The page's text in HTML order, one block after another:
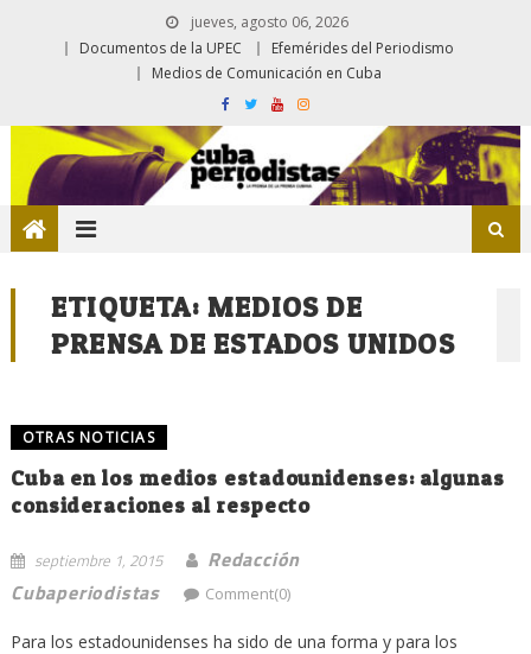
jueves, agosto 06, 2026
Documentos de la UPEC
Efemérides del Periodismo
Medios de Comunicación en Cuba
ETIQUETA: MEDIOS DE
PRENSA DE ESTADOS UNIDOS
OTRAS NOTICIAS
Cuba en los medios estadounidenses: algunas
consideraciones al respecto
septiembre 1, 2015
Redacción
Cubaperiodistas
Comment(0)
Para los estadounidenses ha sido de una forma y para los